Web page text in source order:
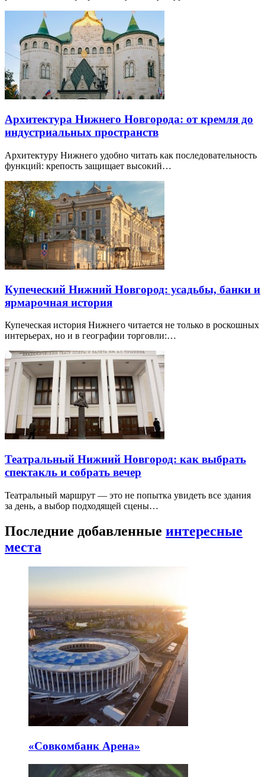
Архитектура Нижнего Новгорода: от кремля до
индустриальных пространств
Архитектуру Нижнего удобно читать как последовательность
функций: крепость защищает высокий…
Купеческий Нижний Новгород: усадьбы, банки и
ярмарочная история
Купеческая история Нижнего читается не только в роскошных
интерьерах, но и в географии торговли:…
Театральный Нижний Новгород: как выбрать
спектакль и собрать вечер
Театральный маршрут — это не попытка увидеть все здания
за день, а выбор подходящей сцены…
Последние добавленные интересные
места
«Совкомбанк Арена⁠»